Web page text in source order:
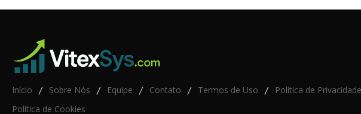
Início / Sobre Nós / Equipe / Contato / Termos de Uso / Política de Privacidade
Política de Cookies